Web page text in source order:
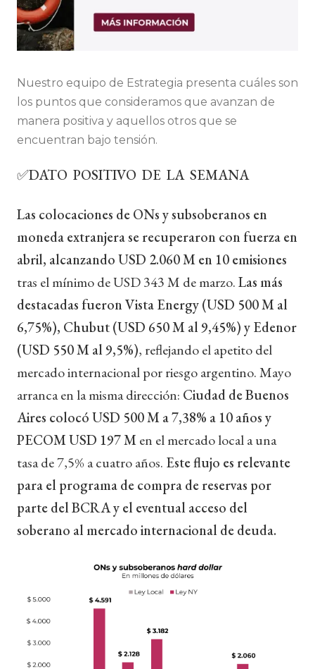
Nuestro equipo de Estrategia presenta cuáles son
los puntos que consideramos que avanzan de
manera positiva y aquellos otros que se
encuentran bajo tensión.
✅DATO POSITIVO DE LA SEMANA
Las colocaciones de ONs y subsoberanos en
moneda extranjera se recuperaron con fuerza en
abril, alcanzando USD 2.060 M en 10 emisiones
tras el mínimo de USD 343 M de marzo.Las más
destacadas fueron Vista Energy (USD 500 M al
6,75%), Chubut (USD 650 M al 9,45%) y Edenor
(USD 550 M al 9,5%), reflejando el apetito del
mercado internacional por riesgo argentino. Mayo
arranca en la misma dirección: Ciudad de Buenos
Aires colocó USD 500 M a 7,38% a 10 años y
PECOM USD 197 Men el mercado local a una
tasa de 7,5% a cuatro años. Este flujo es relevante
para el programa de compra de reservas por
parte del BCRA y el eventual acceso del
soberano al mercado internacional de deuda.